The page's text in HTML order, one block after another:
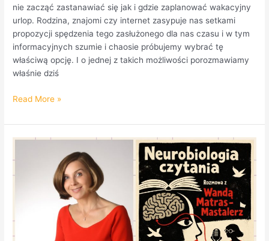
nie zacząć zastanawiać się jak i gdzie zaplanować wakacyjny
urlop. Rodzina, znajomi czy internet zasypuje nas setkami
propozycji spędzenia tego zasłużonego dla nas czasu i w tym
informacyjnych szumie i chaosie próbujemy wybrać tę
właściwą opcję. I o jednej z takich możliwości porozmawiamy
właśnie dziś
Read More »
dr
Wanda